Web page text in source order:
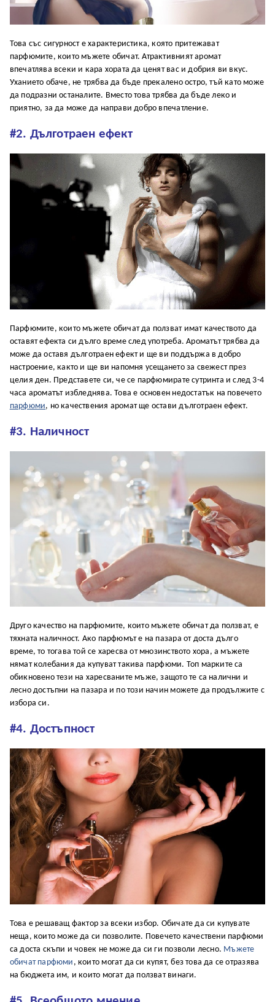
Това със сигурност е характеристика, която притежават
парфюмите, които мъжете обичат. Атрактивният аромат
впечатлява всеки и кара хората да ценят вас и добрия ви вкус.
Уханието обаче, не трябва да бъде прекалено остро, тъй като може
да подразни останалите. Вместо това трябва да бъде леко и
приятно, за да може да направи добро впечатление.
#2. Дълготраен ефект
Парфюмите, които мъжете обичат да ползват имат качеството да
оставят ефекта си дълго време след употреба. Ароматът трябва да
може да оставя дълготраен ефект и ще ви поддържа в добро
настроение, както и ще ви напомня усещането за свежест през
целия ден. Представете си, че се парфюмирате сутринта и след 3-4
часа ароматът избледнява. Това е основен недостатък на повечето
парфюми, но качествения аромат ще остави дълготраен ефект.
#3. Наличност
Друго качество на парфюмите, които мъжете обичат да ползват, е
тяхната наличност. Ако парфюмът е на пазара от доста дълго
време, то тогава той се харесва от мнозинството хора, а мъжете
нямат колебания да купуват такива парфюми. Топ марките са
обикновено тези на харесваните мъже, защото те са налични и
лесно достъпни на пазара и по този начин можете да продължите с
избора си.
#4. Достъпност
Това е решаващ фактор за всеки избор. Обичате да си купувате
неща, които може да си позволите. Повечето качествени парфюми
са доста скъпи и човек не може да си ги позволи лесно. Мъжете
обичат парфюми , които могат да си купят, без това да се отразява
на бюджета им, и които могат да ползват винаги.